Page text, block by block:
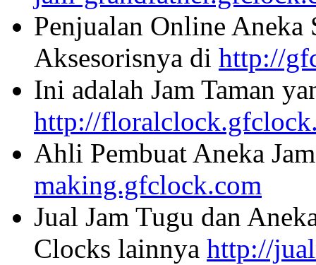
Penjualan Online Aneka
Aksesorisnya di http://
Ini adalah Jam Taman
http://
Ahli Pembuat Aneka
making.gfclock.com
Jual Jam Tugu dan
Clocks lainnya http://